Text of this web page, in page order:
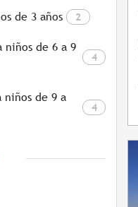
de 3 años 2
niños de 6 a 9
4
niños de 9 a
4